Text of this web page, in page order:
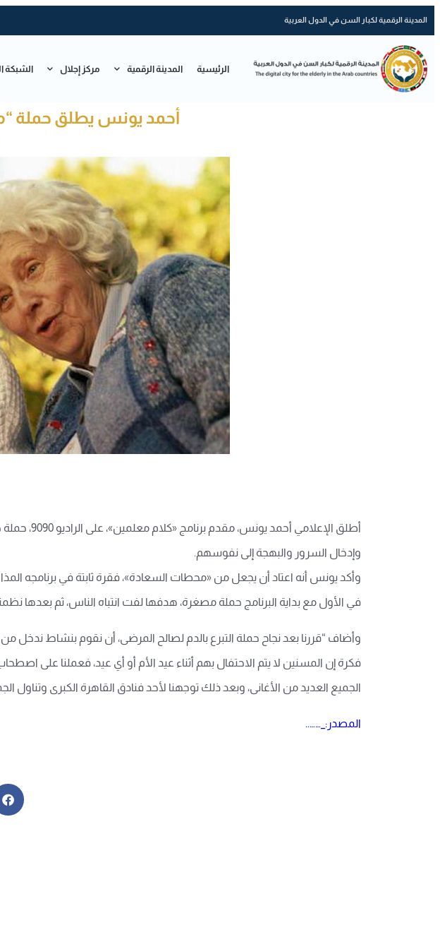
المدينة الرقمية لكبار السن في الدول العربية
الرئيسية المدينة الرقمية مركز إجلال الشبكة
أحمد يونس يطلق حملة
أطلق
وإدخال السرور والبهجة إلى نفوسهم.
في الأول مع بداية البرنامج حملة مصغرة، هدفها لفت انتباه الناس، ثم بعدها نظمنا حملة تبرع بالدم وشارك
وأضاف “قررنا بعد نجاح حملة التبرع بالدم لصالح المرضى، أن نقوم بنشاط ندخل
فكرة إن المسنين لا يتم الاحتفال بهم أثناء عيد الأم أو أي عيد، فعملنا
الجميع العديد من الأغانى، وبعد ذلك توجهنا لأحد فنادق القاهرة الكبرى وتناول
المصدر:_……..